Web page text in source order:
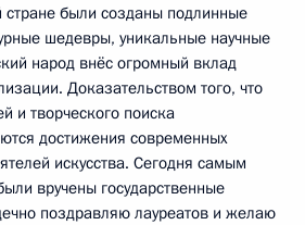
были созданы подлинные
шедевры, уникальные научные
народ внёс огромный вклад
Доказательством того, что
и творческого поиска
достижения современных
искусства. Сегодня самым
вручены государственные
поздравляю лауреатов и желаю